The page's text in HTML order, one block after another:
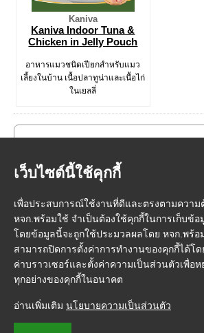
เว็บไซต์นี้ใช้คุกกี้
เพื่อประสบการณ์ใช้งานที่ดีและตรงตามความ
หจก.พร้อมใช้ จำเป็นต้องใช้คุกกี้ในการเก็บข้
โดยข้อมูลนี้จะถูกใช้ประมวลผลโดย หจก.พร้อ
สามารถปิดการตั้งค่าการทำงานของคุกกี้ได้โ
ค่าบราวเซอร์และตั้งค่าความเป็นส่วนตัวเพื่อ
ทุกอย่างของคุกกี้ในอนาคต
อ่านเพิ่มเติม นโยบายความเป็นส่วนตัว
Kaniva
Kaniva Indoor Tuna &
Chicken in Jelly Pouch
อาหารแมวชนิดเปียกสำหรับแมว
เลี้ยงในบ้าน เนื้อปลาทูน่าและเนื้อไก่
ในเยลลี่
ติดต่อเรา|เกี่ยวกับเรา|ข้อกำหนดและเงื่อนไข